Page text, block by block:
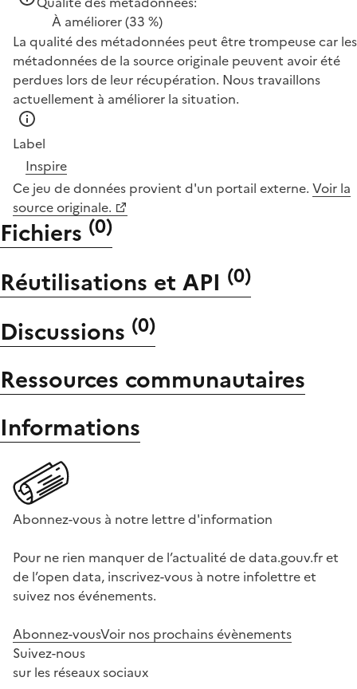
À améliorer(33 %)
La qualité des métadonnées peut être trompeuse car les
métadonnées de la source originale peuvent avoir été
perdues lors de leur récupération. Nous travaillons
actuellement à améliorer la situation.
Label
Inspire
Ce jeu de données provient d'un portail externe. Voir la
source originale.
Fichiers (0)
Réutilisations et API (0)
Discussions (0)
Ressources communautaires
Informations
Abonnez-vous à notre lettre d'information
Pour ne rien manquer de l’actualité de data.gouv.fr et
de l’open data, inscrivez-vous à notre infolettre et
suivez nos événements.
Abonnez-vousVoir nos prochains évènements
Suivez-nous
sur les réseaux sociaux